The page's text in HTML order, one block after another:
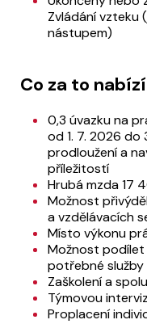
Zvládání vzteku
nástupem)
Co za to
0,3 úvazku na
od 1. 7. 2026
prodloužení a
příležitostí
Hrubá mzda 17
Možnost
a vzdělávacích
Místo výkonu
Možnost podílet
potřebné služby
Zaškolení a
Týmovou
Proplacení